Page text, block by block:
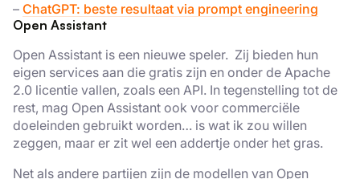
– ChatGPT: beste resultaat via prompt engineering
Open Assistant
Open Assistant is een nieuwe speler. Zij bieden hun
eigen services aan die gratis zijn en onder de Apache
2.0 licentie vallen, zoals een API. In tegenstelling tot de
rest, mag Open Assistant ook voor commerciële
doeleinden gebruikt worden… is wat ik zou willen
zeggen, maar er zit wel een addertje onder het gras.
Net als andere partijen zijn de modellen van Open